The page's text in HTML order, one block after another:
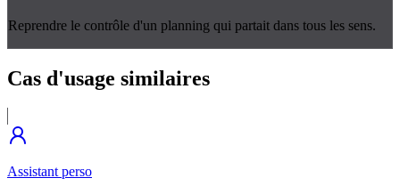
Reprendre le contrôle d'un planning qui partait dans tous les sens.
Cas d'usage similaires
Assistant perso